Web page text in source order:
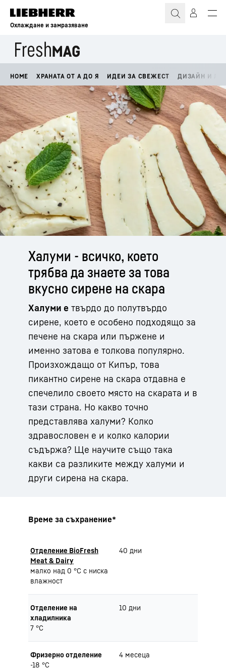
Охлаждане и замразяване
HOME ХРАНАТА ОТ А ДО Я ИДЕИ ЗА СВЕЖЕСТ ДИЗАЙН И
Халуми - всичко, което
трябва да знаете за това
вкусно сирене на скара
Халуми е твърдо до полутвърдо
сирене, което е особено подходящо за
печене на скара или пържене и
именно затова е толкова популярно.
Произхождащо от Кипър, това
пикантно сирене на скара отдавна е
спечелило своето място на скарата и в
тази страна. Но какво точно
представлява халуми? Колко
здравословен е и колко калории
съдържа? Ще научите също така
какви са разликите между халуми и
други сирена на скара.
Време за съхранение*
Отделение BioFresh
Meat & Dairy
малко над 0 °C с ниска
влажност
40 дни
Отделение на
хладилника
7 °C
10 дни
Фризерно отделение
-18 °C
4 месеца